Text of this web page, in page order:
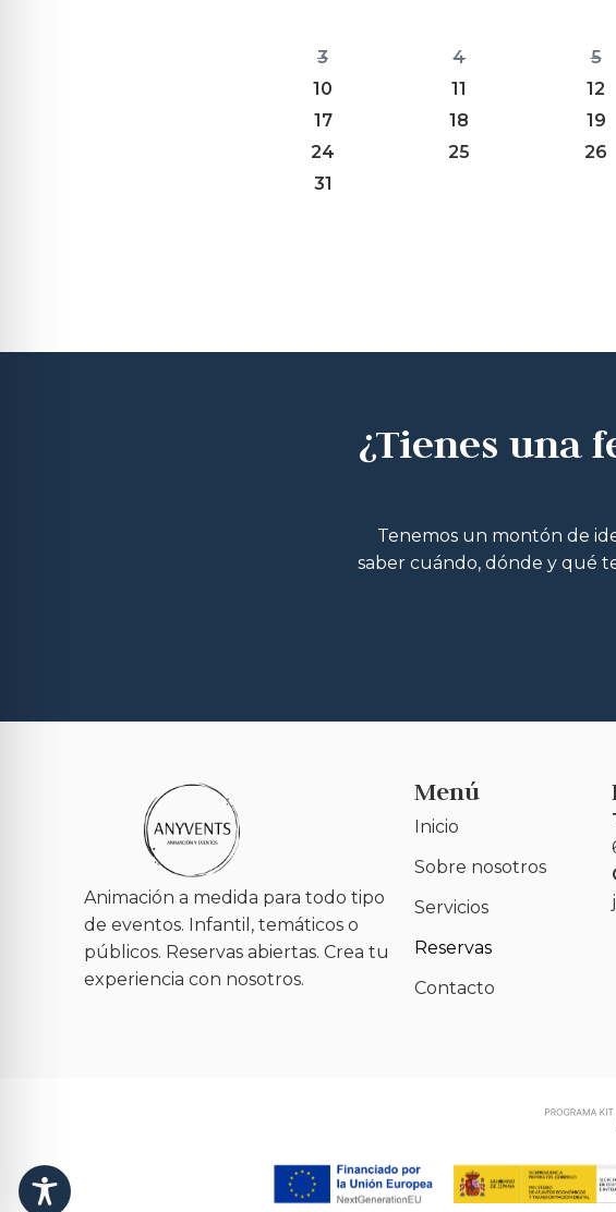
3
4 5
10
11 12
17
18 19
24
25 26
31
¿Tienes una
Tenemos un montón de
saber cuándo, dónde y qué
Animación a medida para todo tipo
de eventos. Infantil, temáticos o
públicos. Reservas abiertas. Crea tu
experiencia con nosotros.
Menú
Inicio
Sobre nosotros
Servicios
Reservas
Contacto